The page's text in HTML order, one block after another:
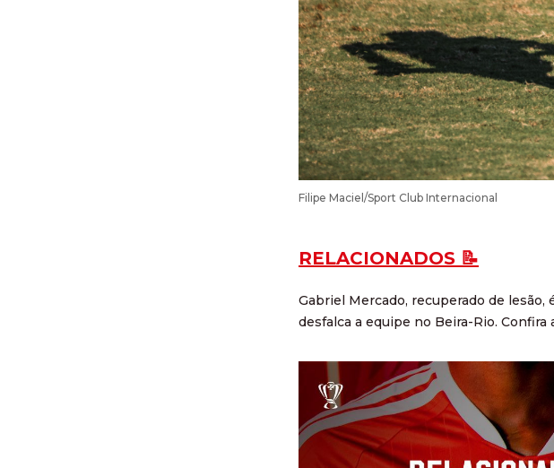
Filipe Maciel/Sport Club Internacional
RELACIONADOS 📝
Gabriel Mercado, recuperado de
desfalca a equipe no Beira-Rio.